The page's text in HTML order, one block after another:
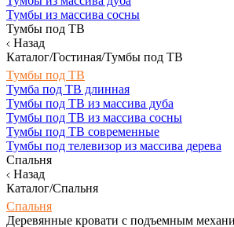
Тумбы из массива сосны
Тумбы под ТВ
Назад
Каталог/Гостиная/Тумбы под ТВ
Тумбы под ТВ
Тумба под ТВ длинная
Тумбы под ТВ из массива дуба
Тумбы под ТВ из массива сосны
Тумбы под ТВ современные
Тумбы под телевизор из массива дерева
Спальня
Назад
Каталог/Спальня
Спальня
Деревянные кровати с подъемным